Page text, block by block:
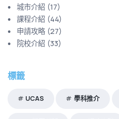
城市介紹 (17)
課程介紹 (44)
申請攻略 (27)
院校介紹 (33)
標籤
UCAS 學科推介